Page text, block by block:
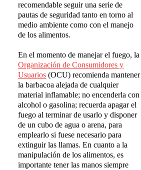
recomendable seguir una serie de
pautas de seguridad tanto en torno al
medio ambiente como con el manejo
de los alimentos.
En el momento de manejar el fuego, la
Organización de Consumidores y
Usuarios (OCU) recomienda mantener
la barbacoa alejada de cualquier
material inflamable; no encenderla con
alcohol o gasolina; recuerda apagar el
fuego al terminar de usarlo y disponer
de un cubo de agua o arena, para
emplearlo si fuese necesario para
extinguir las llamas. En cuanto a la
manipulación de los alimentos, es
importante tener las manos siempre